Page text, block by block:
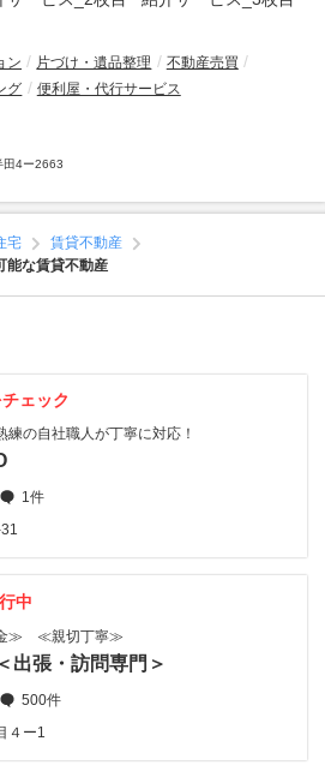
ン 片づけ・遺品整理
不動産売買
グ 便利屋・代行サービス
田4ー2663
宅
賃貸不動産
能な賃貸不動産
ェック
の自社職人が丁寧に対応！
1件
中
≫ ≪親切丁寧≫
出張・訪問専門＞
500件
４ー1